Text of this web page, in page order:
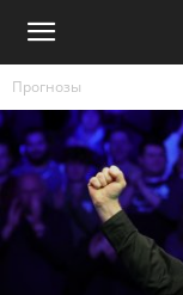
Прогнозы